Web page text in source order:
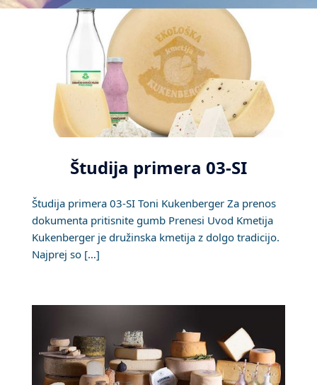
Študija primera 03-SI
Študija primera 03-SI Toni Kukenberger Za prenos
dokumenta pritisnite gumb Prenesi Uvod Kmetija
Kukenberger je družinska kmetija z dolgo tradicijo.
Najprej so […]